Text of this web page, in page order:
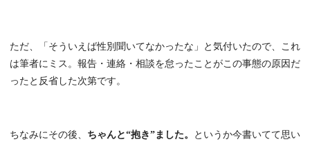
ただ、「そういえば性別聞いてなかったな」と気付いたので、これ
は筆者にミス。報告・連絡・相談を怠ったことがこの事態の原因だ
ったと反省した次第です。
ちなみにその後、 ちゃんと“抱き”ました。
というか今書いてて思い